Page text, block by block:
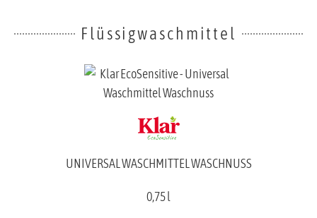
Flüssigwaschmittel
UNIVERSAL WASCHMITTEL WASCHNUSS
0,75 l